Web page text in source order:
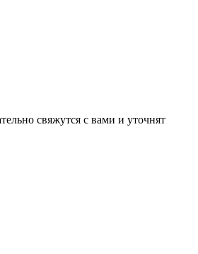
свяжутся с вами и уточнят